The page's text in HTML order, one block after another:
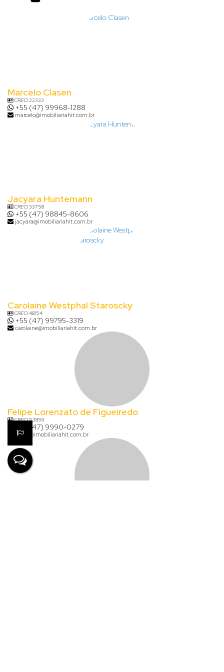
Marcelo Clasen
CRECI22333
+55 (47) 99968-1288
marcelo@imobiliariahit.com.br
Jacyara Huntemann
CRECI33758
+55 (47) 98845-8606
jacyara@imobiliariahit.com.br
Carolaine Westphal Staroscky
CRECI48154
+55 (47) 99795-3319
carolaine@imobiliariahit.com.br
Felipe Lorenzato de Figueiredo
CRECI53859
+55 (47) 9990-0279
felipe@imobiliariahit.com.br